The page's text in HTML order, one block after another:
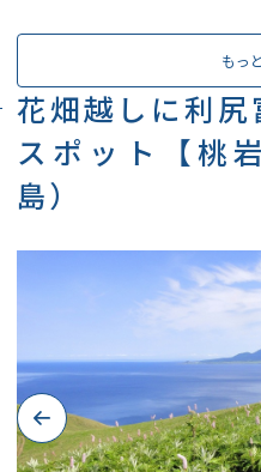
もっ
花畑越しに利
スポット【桃
島）
Previous